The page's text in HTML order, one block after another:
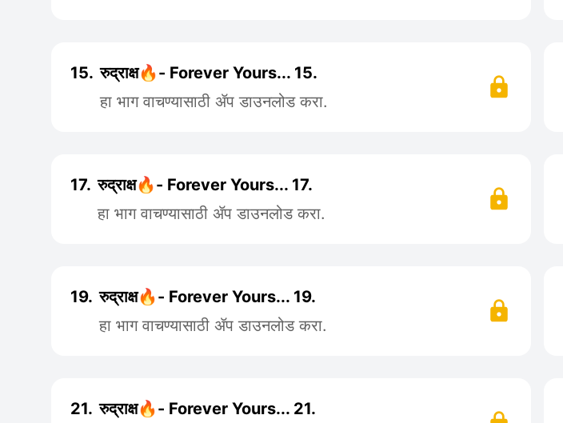
15. रुद्राक्ष🔥- Forever Yours... 15.
हा भाग वाचण्यासाठी ॲप डाउनलोड करा.
17. रुद्राक्ष🔥- Forever Yours... 17.
हा भाग वाचण्यासाठी ॲप डाउनलोड करा.
19. रुद्राक्ष🔥- Forever Yours... 19.
हा भाग वाचण्यासाठी ॲप डाउनलोड करा.
21. रुद्राक्ष🔥- Forever Yours... 21.